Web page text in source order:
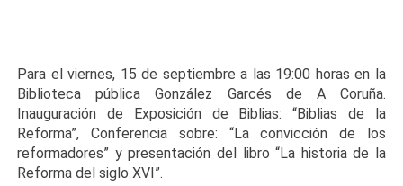
Para el viernes, 15 de septiembre a las 19:00 horas en la
Biblioteca pública González Garcés de A Coruña.
Inauguración de Exposición de Biblias: “Biblias de la
Reforma”, Conferencia sobre: “La convicción de los
reformadores” y presentación del libro “La historia de la
Reforma del siglo XVI”.